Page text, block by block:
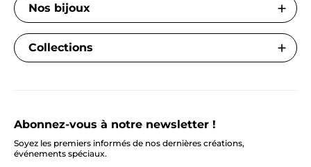
Nos bijoux
Collections
Abonnez-vous à notre newsletter !
Soyez les premiers informés de nos dernières créations,
événements spéciaux.